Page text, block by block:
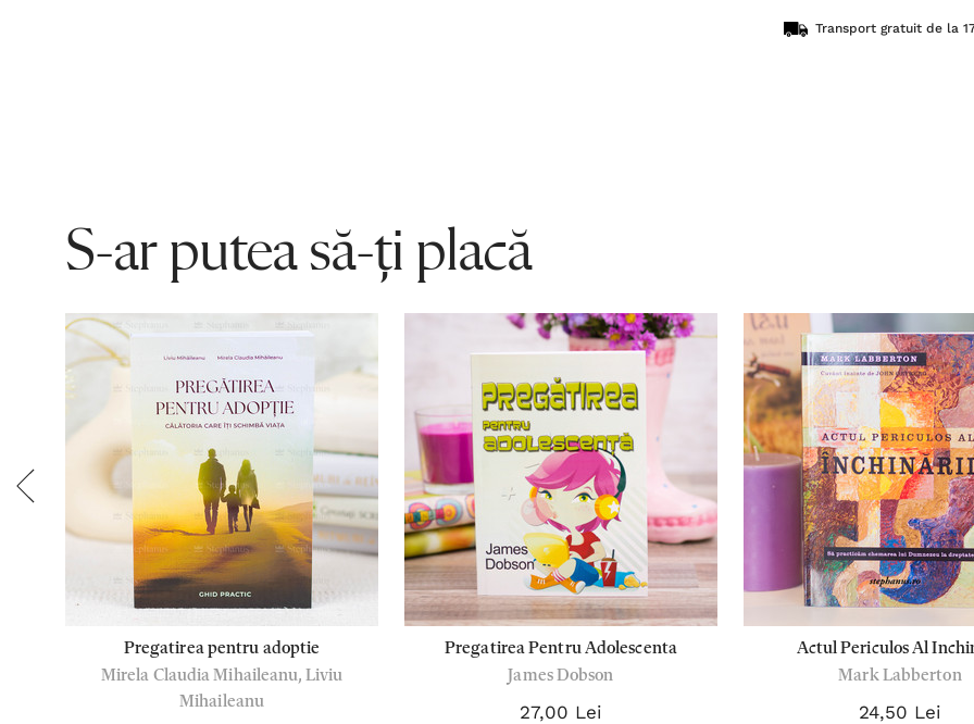
Transport gratuit de la
S-ar putea să-ți placă
Pregatirea pentru adoptie
Mirela Claudia Mihaileanu, Liviu
Mihaileanu
Pregatirea Pentru Adolescenta
James Dobson
27,00 Lei
Actul Periculos Al
Mark Labberton
24,50 Lei